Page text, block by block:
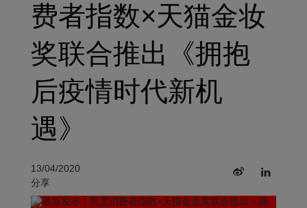
费者指数×天猫金妆
奖联合推出《拥抱
后疫情时代新机
遇》
13/04/2020
分享